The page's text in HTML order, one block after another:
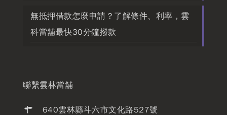
無抵押借款怎麼申請？了解條件、利率，雲
科當舖最快30分鐘撥款
聯繫雲林當舖
640雲林縣斗六市文化路527號